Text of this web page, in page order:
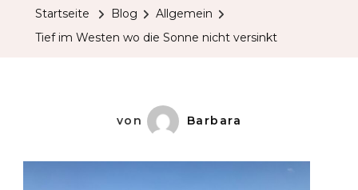
Startseite Blog
Allgemein
Tief im Westen wo die Sonne nicht versinkt
von Barbara